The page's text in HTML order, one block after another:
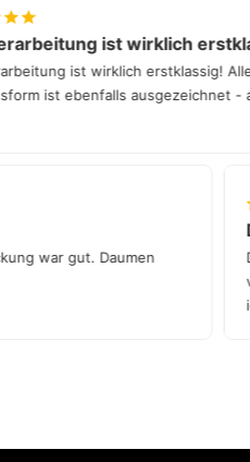
ist wirklich
ist wirklich erstklassig! Alles
ist ebenfalls ausgezeichnet - alles
war gut. Daumen